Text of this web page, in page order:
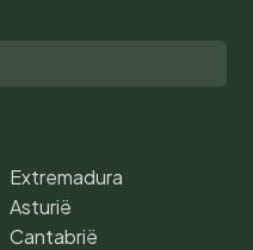
Extremadura
Asturië
Cantabrië